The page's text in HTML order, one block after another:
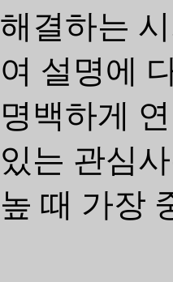
해결하는
여 설명에
명백하게
있는 관심
높 때 가장